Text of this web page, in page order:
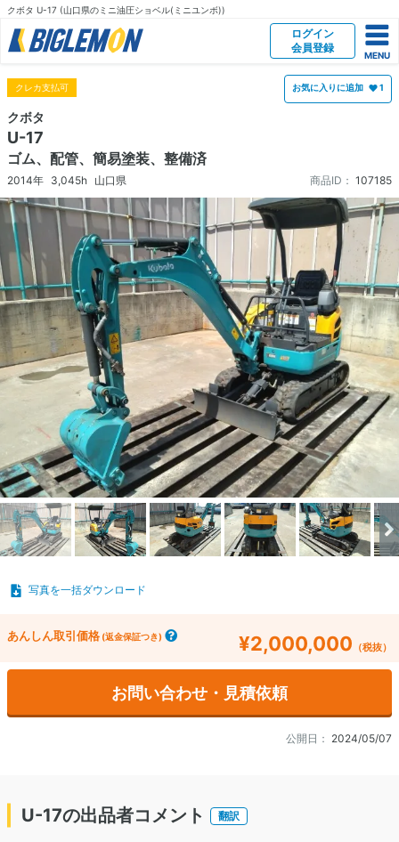
クボタ U-17 (山口県のミニ油圧ショベル(ミニユンボ))
ログイン
会員登録
クレカ支払可 お気に入りに追加 1
クボタ
U-17
ゴム、配管、簡易塗装、整備済
2014年 3,045h 山口県 商品ID： 107185
写真を一括ダウンロード
あんしん取引価格 (返金保証つき) ¥2,000,000 （税抜）
お問い合わせ・見積依頼
公開日： 2024/05/07
U-17の出品者コメント 翻訳